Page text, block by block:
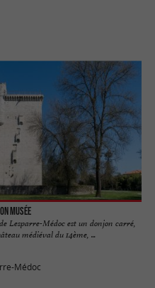
musée
Lesparre-Médoc est un donjon carré,
médiéval du 14ème, ...
Médoc